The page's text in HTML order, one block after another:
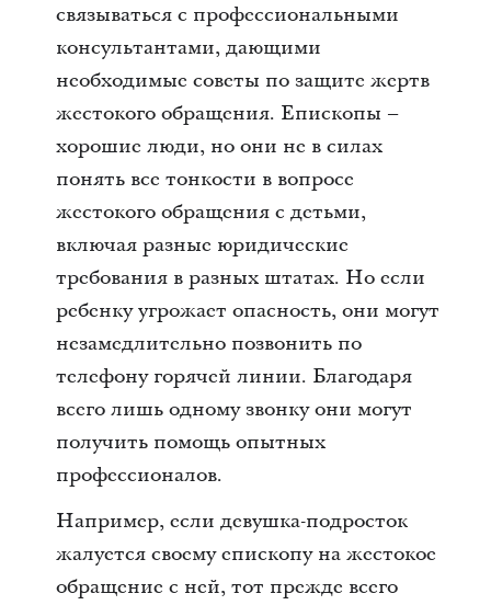
связываться с профессиональными
консультантами, дающими
необходимые советы по защите жертв
жестокого обращения. Епископы –
хорошие люди, но они не в силах
понять все тонкости в вопросе
жестокого обращения с детьми,
включая разные юридические
требования в разных штатах. Но если
ребенку угрожает опасность, они могут
незамедлительно позвонить по
телефону горячей линии. Благодаря
всего лишь одному звонку они могут
получить помощь опытных
профессионалов.
Например, если девушка-подросток
жалуется своему епископу на жестокое
обращение с ней, тот прежде всего